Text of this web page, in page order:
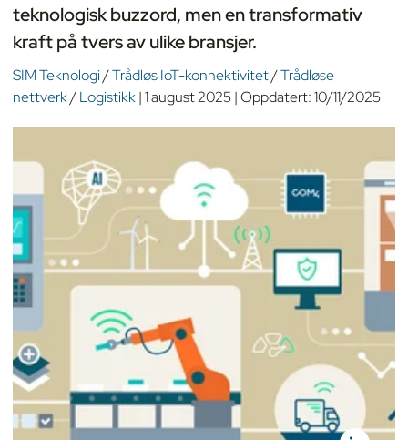
teknologisk buzzord, men en transformativ
kraft på tvers av ulike bransjer.
SIM Teknologi/Trådløs IoT-konnektivitet/Trådløse
nettverk/Logistikk|1 august 2025|Oppdatert:10/11/2025